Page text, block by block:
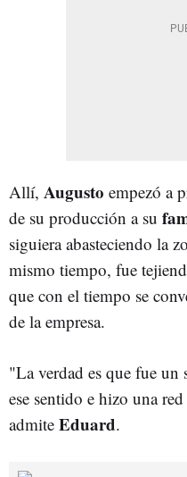
Allí, Augusto empezó a
de su producción a su
siguiera abasteciendo la
mismo tiempo, fue
que con el tiempo se
de la empresa.
"La verdad es que fue un
ese sentido e hizo una
admite Eduard.